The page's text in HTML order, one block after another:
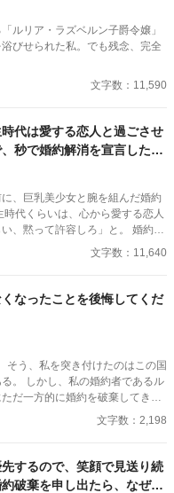
ルリア・ラズベルン子爵令嬢」
びせられた私。でも残念、完全
文字数：11,590
代は愛する恋人と過ごさせ
秒で婚約解消を宣言した令
だった件。
、巨乳美少女と腕を組んだ婚約
代くらいは、心から愛する恋人
、黙って許容しろ」と。 婚約者
いた彼女は、その場で婚約解消
文字数：11,640
なったことを後悔してくだ
あるル
だ一方的に婚約を破棄してきた
返事をするつもりはなかった。
事ができないのである。 そん
白くなかったのかルーシュは私
文字数：2,198
するので、笑顔で見送り続
破棄を申し出たら、なぜか